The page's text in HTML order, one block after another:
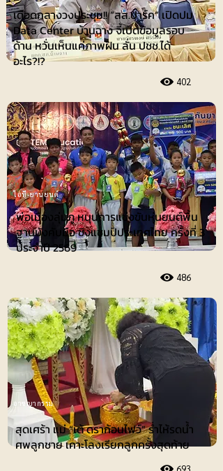
เดือดกลางวงประชุม!! “สส.ปาร์ค” เปิดปม
Data Center บ้านฉาง จี้เปิดข้อมูลรอบ
ด้าน หวั่นเห็นแค่ภาพฝัน ลั่น ปชช.ได้
อะไร?!?
402
ไอที-ยานยนต์
พ่อเมืองลุ่มภู หนุนการแข่งขันหุ่นยนต์พื้น
ฐานบังคับมือ ชิงแชมป์ประเทศไทย ครั้งที่ 3
ประจำปี 2569
486
สุดเศร้า แม่ “เต้ ดราก้อนไฟว์” ร่ำไห้รดน้ำ
ศพลูกชาย เคาะโลงเรียกลูกครั้งสุดท้าย
693
อาชญากรรม